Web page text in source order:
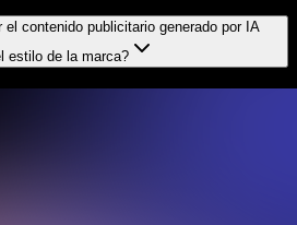
contenido publicitario generado por IA
estilo de la marca?